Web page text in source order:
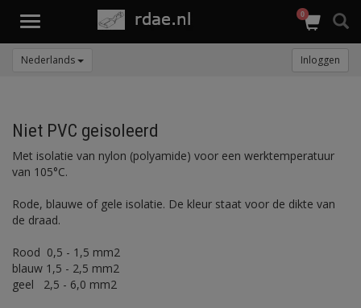
Toggle
0
Nederlands Inloggen
Niet PVC geisoleerd
Met isolatie van nylon (polyamide) voor een werktemperatuur
van 105°C.
Rode, blauwe of gele isolatie. De kleur staat voor de dikte van
de draad.
Rood 0,5 - 1,5 mm2
blauw 1,5 - 2,5 mm2
geel 2,5 - 6,0 mm2